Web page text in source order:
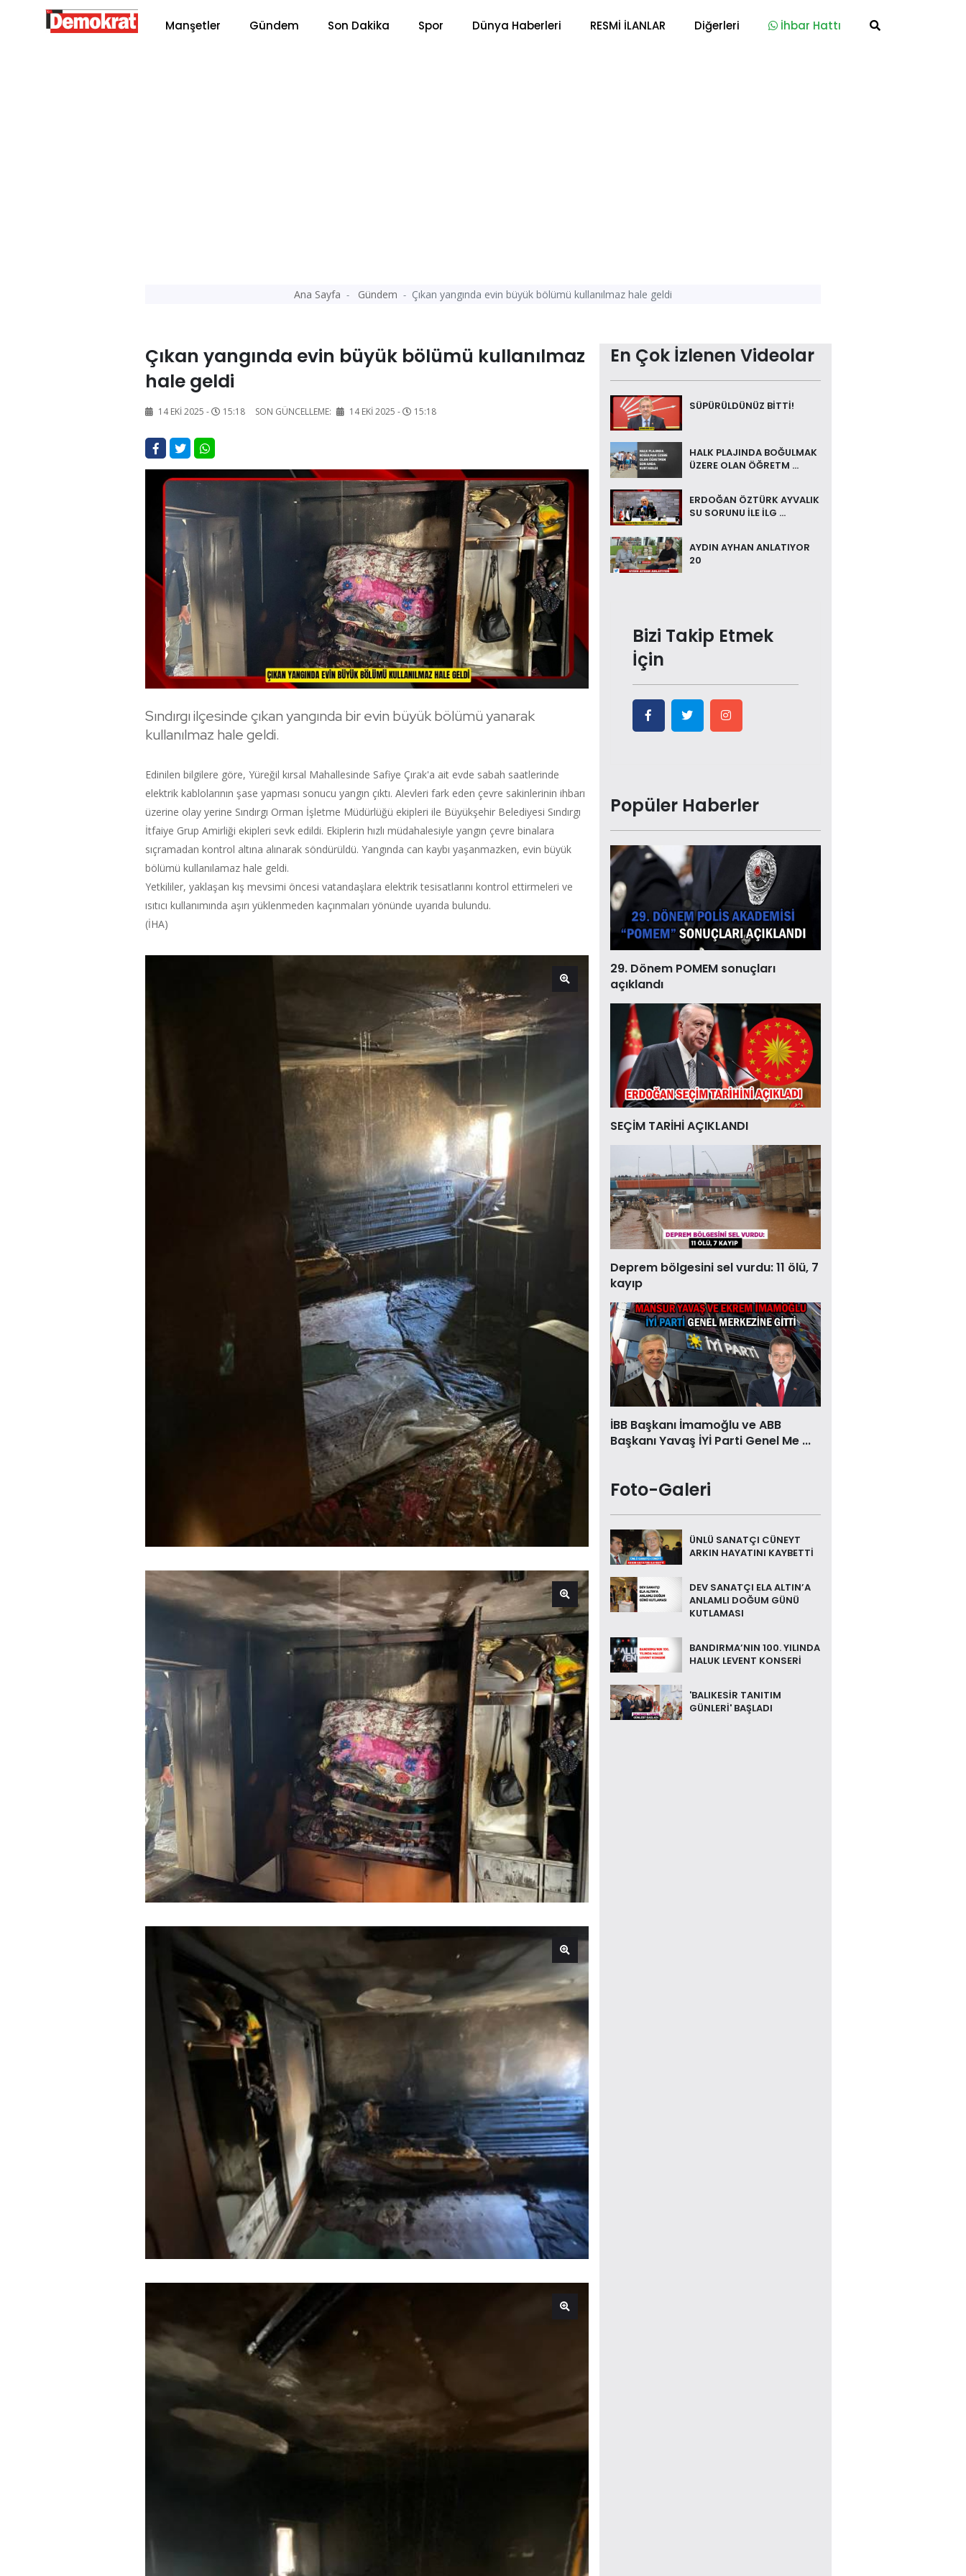
Manşetler Gündem Son Dakika Spor Dünya Haberleri RESMİ İLANLAR Diğerleri İhbar Hattı
Ana Sayfa Gündem Çıkan yangında evin büyük bölümü kullanılmaz hale geldi
Çıkan yangında evin büyük bölümü kullanılmaz
hale geldi
14 EKI 2025 - 15:18 SON GÜNCELLEME: 14 EKI 2025 - 15:18
Sındırgı ilçesinde çıkan yangında bir evin büyük bölümü yanarak
kullanılmaz hale geldi.
Edinilen bilgilere göre, Yüreğil kırsal Mahallesinde Safiye Çırak'a ait evde sabah saatlerinde
elektrik kablolarının şase yapması sonucu yangın çıktı. Alevleri fark eden çevre sakinlerinin ihbarı
üzerine olay yerine Sındırgı Orman İşletme Müdürlüğü ekipleri ile Büyükşehir Belediyesi Sındırgı
İtfaiye Grup Amirliği ekipleri sevk edildi. Ekiplerin hızlı müdahalesiyle yangın çevre binalara
sıçramadan kontrol altına alınarak söndürüldü. Yangında can kaybı yaşanmazken, evin büyük
bölümü kullanılamaz hale geldi.
Yetkililer, yaklaşan kış mevsimi öncesi vatandaşlara elektrik tesisatlarını kontrol ettirmeleri ve
ısıtıcı kullanımında aşırı yüklenmeden kaçınmaları yönünde uyarıda bulundu.
(İHA)
En Çok İzlenen Videolar
SÜPÜRÜLDÜNÜZ BİTTİ!
HALK PLAJINDA BOĞULMAK
ÜZERE OLAN ÖĞRETM ...
ERDOĞAN ÖZTÜRK AYVALIK
SU SORUNU İLE İLG ...
AYDIN AYHAN ANLATIYOR
20
Bizi Takip Etmek
İçin
Popüler Haberler
29. Dönem POMEM sonuçları
açıklandı
SEÇİM TARİHİ AÇIKLANDI
Deprem bölgesini sel vurdu: 11 ölü, 7
kayıp
İBB Başkanı İmamoğlu ve ABB
Başkanı Yavaş İYİ Parti Genel Me ...
Foto-Galeri
ÜNLÜ SANATÇI CÜNEYT
ARKIN HAYATINI KAYBETTİ
DEV SANATÇI ELA ALTIN’A
ANLAMLI DOĞUM GÜNÜ
KUTLAMASI
BANDIRMA’NIN 100. YILINDA
HALUK LEVENT KONSERİ
'BALIKESİR TANITIM
GÜNLERİ' BAŞLADI